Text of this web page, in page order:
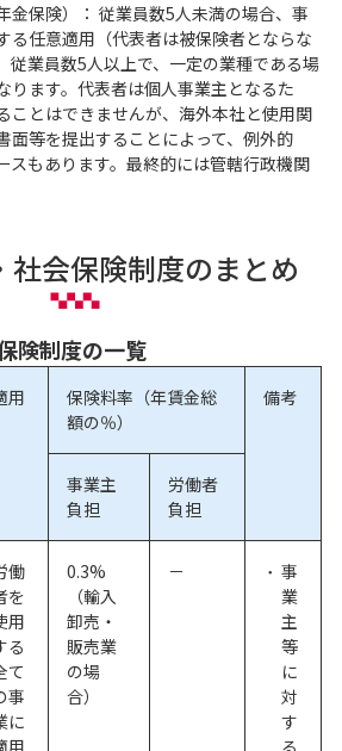
金保険）： 従業員数5人未満の場合、事
る任意適用（代表者は被保険者とならな
従業員数5人以上で、一定の業種である場
ります。代表者は個人事業主となるた
ことはできませんが、海外本社と使用関
面等を提出することによって、例外的
スもあります。最終的には管轄行政機関
会保険制度のまとめ
険制度の一覧
用
保険料率（年賃金総
額の％）
備考
事業主
負担
労働者
負担
働
を
用
る
て
事
に
用
0.3%
（輸入
卸売・
販売業
の場
合）
－
事
業
主
等
に
対
す
る